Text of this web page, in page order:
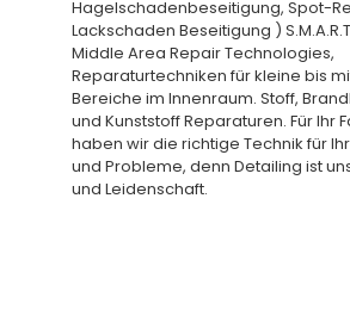
Hagelschadenbeseitigung, Spot-
Lackschaden Beseitigung )
Middle Area Repair Technologies,
Reparaturtechniken für kleine bis
Bereiche im Innenraum. Stoff,
und Kunststoff Reparaturen. Für Ihr
haben wir die richtige Technik für
und Probleme, denn Detailing ist
und Leidenschaft.